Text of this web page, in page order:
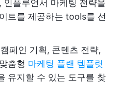
인플루언서 마케팅 전략을
트를 제공하는 tools를 선
캠페인 기획, 콘텐츠 전략,
춤형 마케팅 플랜 템플릿
유지할 수 있는 도구를 찾